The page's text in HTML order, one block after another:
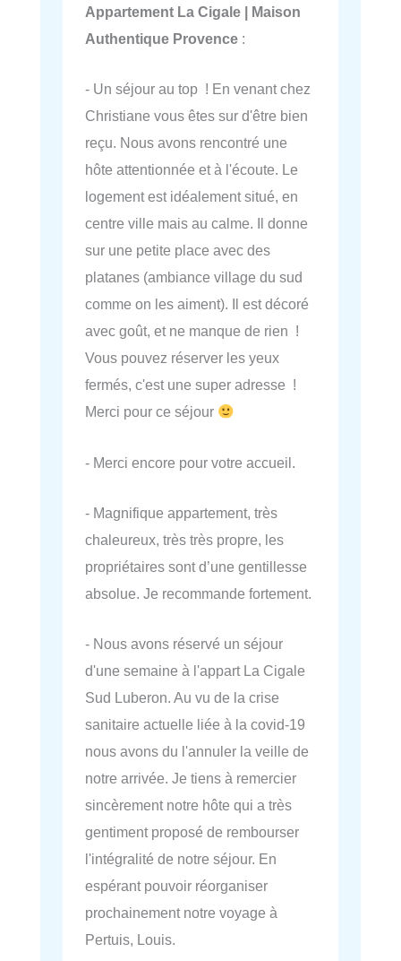
Appartement La Cigale | Maison
Authentique Provence :
- Un séjour au top ! En venant chez
Christiane vous êtes sur d'être bien
reçu. Nous avons rencontré une
hôte attentionnée et à l'écoute. Le
logement est idéalement situé, en
centre ville mais au calme. Il donne
sur une petite place avec des
platanes (ambiance village du sud
comme on les aiment). Il est décoré
avec goût, et ne manque de rien !
Vous pouvez réserver les yeux
fermés, c'est une super adresse !
Merci pour ce séjour
- Merci encore pour votre accueil.
- Magnifique appartement, très
chaleureux, très très propre, les
propriétaires sont d’une gentillesse
absolue. Je recommande fortement.
- Nous avons réservé un séjour
d'une semaine à l'appart La Cigale
Sud Luberon. Au vu de la crise
sanitaire actuelle liée à la covid-19
nous avons du l'annuler la veille de
notre arrivée. Je tiens à remercier
sincèrement notre hôte qui a très
gentiment proposé de rembourser
l'intégralité de notre séjour. En
espérant pouvoir réorganiser
prochainement notre voyage à
Pertuis, Louis.